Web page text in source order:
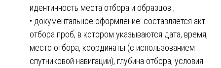
идентичность места отбора и образцов ;
• документальное оформление: составляется акт
отбора проб, в котором указываются дата, время,
место отбора, координаты (с использованием
спутниковой навигации), глубина отбора, условия